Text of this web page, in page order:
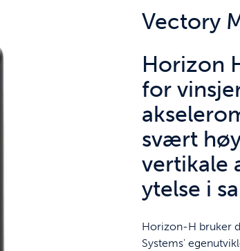
Vectory
Horizon
for
svært
vertikale
ytelse i
Horizon-H bruker
Systems'